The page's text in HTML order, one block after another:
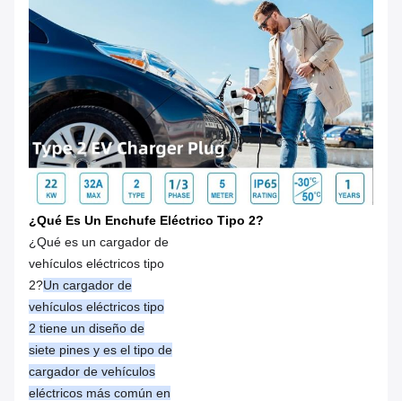
¿Qué Es Un Enchufe Eléctrico Tipo 2?
¿Qué es un cargador de
vehículos eléctricos tipo
2?Un cargador de
vehículos eléctricos tipo
2 tiene un diseño de
siete pines y es el tipo de
cargador de vehículos
eléctricos más común en